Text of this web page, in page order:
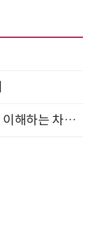
“큐비트·양자 알고리즘·Qiskit 실습으로 이해하는 차세대 컴퓨팅” (8/28)